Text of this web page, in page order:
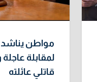
مواطن يناشد
لمقابلة عاجلة
قاتلي عائلته